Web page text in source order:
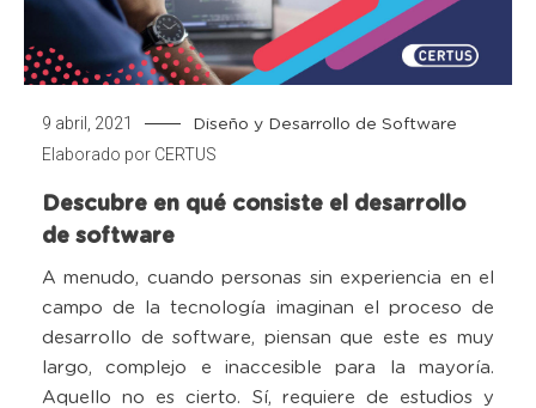
9 abril, 2021 Diseño y Desarrollo de Software
Elaborado por CERTUS
Descubre en qué consiste el desarrollo
de software
A menudo, cuando personas sin experiencia en el
campo de la tecnología imaginan el proceso de
desarrollo de software, piensan que este es muy
largo, complejo e inaccesible para la mayoría.
Aquello no es cierto. Sí, requiere de estudios y